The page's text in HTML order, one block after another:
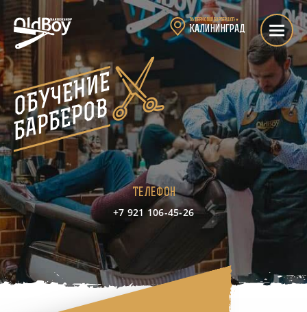
Выбери свой барбершоп:▼
Калининград
ОБУЧЕНИЕ
БАРБЕРОВ
Калининград — курсы Барбера
Телефон
+7 921 106-45-26